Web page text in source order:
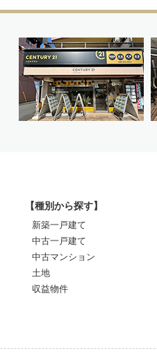
【種別から探す】
新築一戸建て
中古一戸建て
中古マンション
土地
収益物件